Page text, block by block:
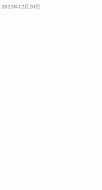
2022年12月20日